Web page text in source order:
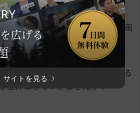
サイトを見る
術、科学など、幅広い分野の動画
います。
は幅広い視点、教養を身につける
生み出していきませんか？